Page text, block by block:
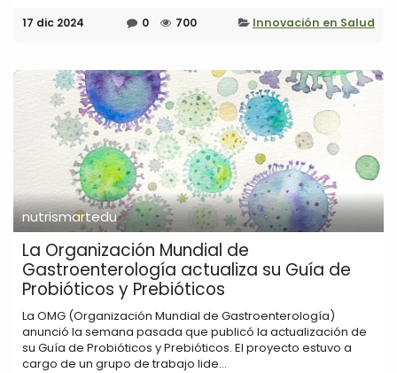
17 dic 2024 0 700 Innovación en Salud
nutrismartedu
La Organización Mundial de
Gastroenterología actualiza su Guía de
Probióticos y Prebióticos
La OMG (Organización Mundial de Gastroenterología)
anunció la semana pasada que publicó la actualización de
su Guía de Probióticos y Prebióticos. El proyecto estuvo a
cargo de un grupo de trabajo lide...